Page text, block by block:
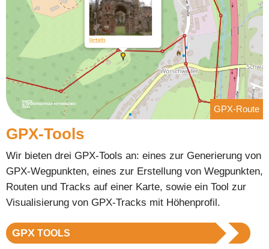
GPX-Route
GPX-Tools
Wir bieten drei GPX-Tools an: eines zur Generierung von
GPX-Wegpunkten, eines zur Erstellung von Wegpunkten,
Routen und Tracks auf einer Karte, sowie ein Tool zur
Visualisierung von GPX-Tracks mit Höhenprofil.
GPX TOOLS